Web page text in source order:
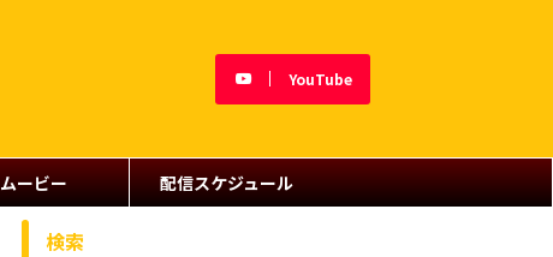
YouTube
ムービー 配信スケジュール
検索